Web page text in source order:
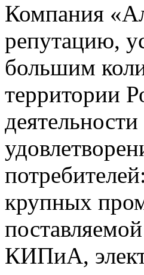
Компания
репутацию,
большим
территории
крупных
КИПиА,